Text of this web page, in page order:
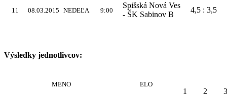
11 08.03.2015 NEDEĽA 9:00
Spišská Nová Ves
- ŠK Sabinov B
4,5 : 3,5
Výsledky jednotlivcov:
MENO ELO
1 2
3